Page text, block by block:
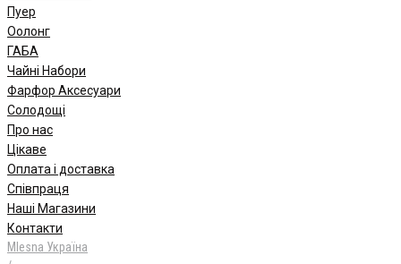
Пуер
Oолонг
ГАБА
Чайні Набори
Фарфор Аксесуари
Солодощі
Про нас
Цікаве
Оплата і доставка
Співпраця
Наші Магазини
Контакти
Mlesna Україна